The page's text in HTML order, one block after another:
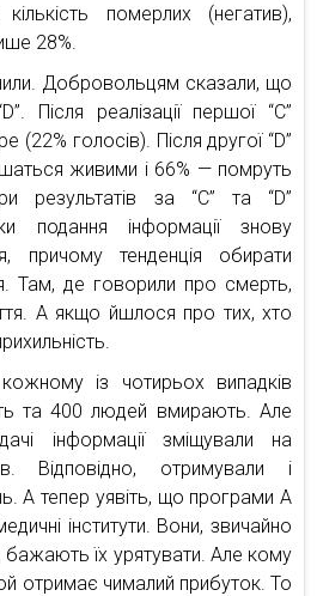
померлих (негатив),
28%.
Добровольцям сказали, що
Після реалізації першої “C”
голосів). Після другої “D”
живими і 66% — помруть
результатів за “C” та “D”
подання інформації знову
причому тенденція обирати
Там, де говорили про смерть,
А якщо йшлося про тих, хто
із чотирьох випадків
та 400 людей вмирають. Але
інформації зміщували на
Відповідно, отримували і
А тепер уявіть, що програми A
інститути. Вони, звичайно
їх урятувати. Але кому
отримає чималий прибуток. То